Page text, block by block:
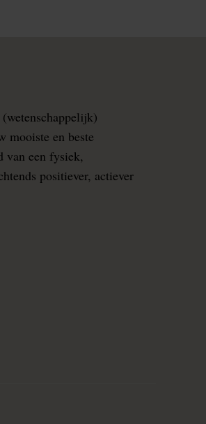
mooiste en beste
van een fysiek,
positiever, actiever